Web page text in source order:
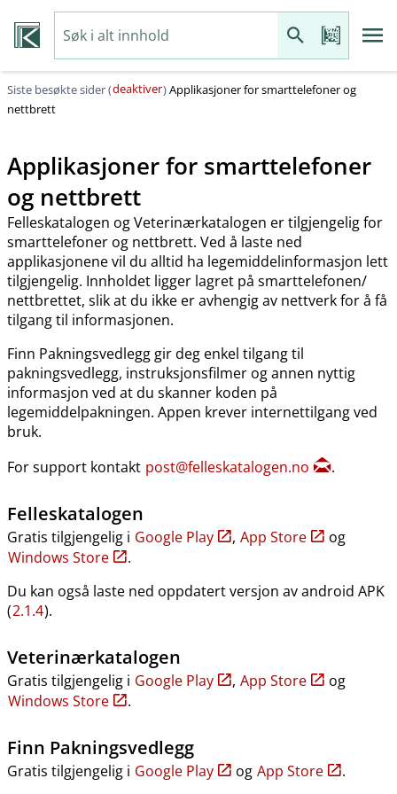
Siste besøkte sider (deaktiver)Applikasjoner for smarttelefoner og
nettbrett
Applikasjoner for smarttelefoner
og nettbrett
Felleskatalogen og Veterinærkatalogen er tilgjengelig for
smarttelefoner og nettbrett. Ved å laste ned
applikasjonene vil du alltid ha legemiddelinformasjon lett
tilgjengelig. Innholdet ligger lagret på smarttelefonen​/​
nettbrettet, slik at du ikke er avhengig av nettverk for å få
tilgang til informasjonen.
Finn Pakningsvedlegg gir deg enkel tilgang til
pakningsvedlegg, instruksjonsfilmer og annen nyttig
informasjon ved at du skanner koden på
legemiddelpakningen. Appen krever internettilgang ved
bruk.
For support kontakt post@felleskatalogen.no .
Felleskatalogen
Gratis tilgjengelig i Google Play , App Store
og
Windows Store
.
Du kan også laste ned oppdatert versjon av android APK
(2.1.4).
Veterinærkatalogen
Gratis tilgjengelig i Google Play , App Store
og
Windows Store
.
Finn Pakningsvedlegg
Gratis tilgjengelig i Google Play og App Store .